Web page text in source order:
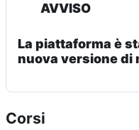
AVVISO
La piattaforma è
nuova versione di
Corsi